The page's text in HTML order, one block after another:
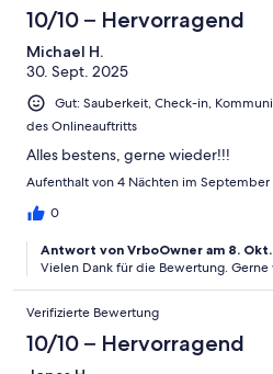
10/10 – Hervorragend
Michael H.
30. Sept. 2025
Gut: Sauberkeit, Check-in,
des Onlineauftritts
Alles bestens, gerne wieder!!!
Aufenthalt von 4 Nächten im
0
Antwort von VrboOwner am 8.
Vielen Dank für die Bewertung.
Verifizierte Bewertung
10/10 – Hervorragend